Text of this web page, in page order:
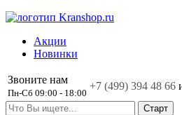
Акции
Новинки
Звоните нам
Пн-Сб 09:00 - 18:00
+7 (499) 394 48 66